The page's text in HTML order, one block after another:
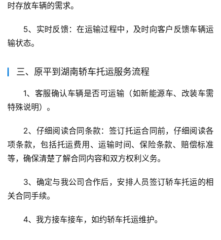
时存放车辆的需求。
5、实时反馈：在运输过程中，及时向客户反馈车辆运
输状态。
三、原平到湖南轿车托运服务流程
1、客服确认车辆是否可运输（如新能源车、改装车需
特殊说明）。
2、仔细阅读合同条款：签订托运合同前，仔细阅读各
项条款，包括托运费用、运输时间、保险条款、赔偿标准
等，确保清楚了解合同内容和双方权利义务。
3、确定与我公司合作后，安排人员签订轿车托运的相
关合同手续。
4、我方接车接车，如约轿车托运维护。